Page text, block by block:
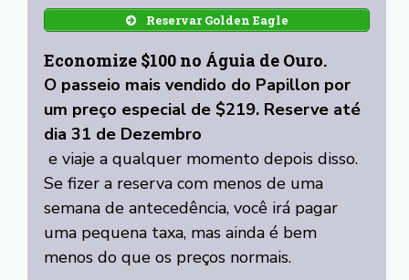
Reservar Golden Eagle
Economize $100 no Águia de Ouro.
O passeio mais vendido do Papillon por
um preço especial de $219. Reserve até
dia 31 de Dezembro
e viaje a qualquer momento depois disso.
Se fizer a reserva com menos de uma
semana de antecedência, você irá pagar
uma pequena taxa, mas ainda é bem
menos do que os preços normais.